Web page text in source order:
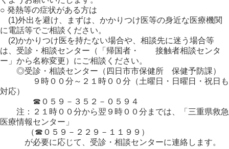
○ 発熱等の症状がある方は
(1)外出を避け、まずは、かかりつけ医等の身近な医療機関
に電話等でご相談ください。
(2)かかりつけ医を持たない場合や、相談先に迷う場合等
は、受診・相談センター（「帰国者・ 接触者相談センタ
ー」から名称変更）にご相談ください。
◎受診・相談センター（四日市市保健所 保健予防課）
９時００分～２１時００分（土曜日・日曜日・祝日も
対応）
☎０５９－３５２－０５９４
注：２１時００分から翌９時００分までは、「三重県救急
医療情報センター」
（☎０５９－２２９－１１９９）
が必要に応じて、受診・相談センターに連絡します。